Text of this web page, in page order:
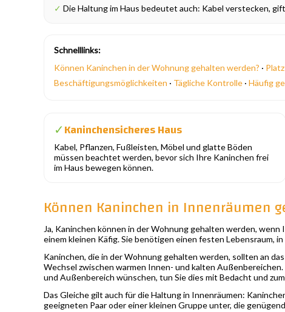
✓ Die Haltung im Haus bedeutet auch: Kabel verstecken,
Schnelllinks:
Können Kaninchen in der Wohnung gehalten werden? ·
Beschäftigungsmöglichkeiten · Tägliche Kontrolle · Häufig
✓Kaninchensicheres Haus
Kabel, Pflanzen, Fußleisten, Möbel und glatte Böden
müssen beachtet werden, bevor sich Ihre Kaninchen frei
im Haus bewegen können.
Können Kaninchen in Innenräumen
Ja, Kaninchen können in der Wohnung gehalten werden,
einem kleinen Käfig. Sie benötigen einen festen Lebensraum,
Kaninchen, die in der Wohnung gehalten werden, sollten an
Wechsel zwischen warmen Innen- und kalten
und Außenbereich wünschen, tun Sie dies mit Bedacht und
Das Gleiche gilt auch für die Haltung in Innenräumen:
geeigneten Paar oder einer kleinen Gruppe unter, die